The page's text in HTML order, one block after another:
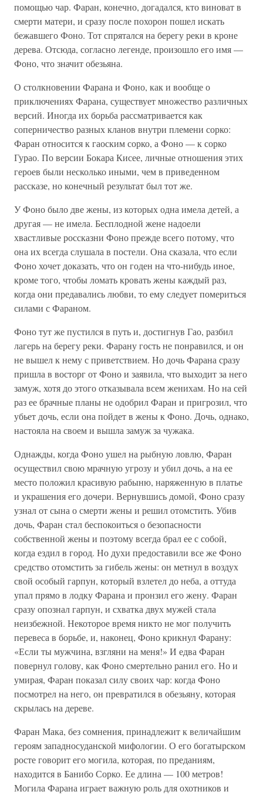
помощью чар. Фаран, конечно, догадался, кто виноват в
смерти матери, и сразу после похорон пошел искать
бежавшего Фоно. Тот спрятался на берегу реки в кроне
дерева. Отсюда, согласно легенде, произошло его имя —
Фоно, что значит обезьяна.
О столкновении Фарана и Фоно, как и вообще о
приключениях Фарана, существует множество различных
версий. Иногда их борьба рассматривается как
соперничество разных кланов внутри племени сорко:
Фаран относится к гаоским сорко, а Фоно — к сорко
Гурао. По версии Бокара Кисее, личные отношения этих
героев были несколько иными, чем в приведенном
рассказе, но конечный результат был тот же.
У Фоно было две жены, из которых одна имела детей, а
другая — не имела. Бесплодной жене надоели
хвастливые россказни Фоно прежде всего потому, что
она их всегда слушала в постели. Она сказала, что если
Фоно хочет доказать, что он годен на что-нибудь иное,
кроме того, чтобы ломать кровать жены каждый раз,
когда они предавались любви, то ему следует помериться
силами с Фараном.
Фоно тут же пустился в путь и, достигнув Гао, разбил
лагерь на берегу реки. Фарану гость не понравился, и он
не вышел к нему с приветствием. Но дочь Фарана сразу
пришла в восторг от Фоно и заявила, что выходит за него
замуж, хотя до этого отказывала всем женихам. Но на сей
раз ее брачные планы не одобрил Фаран и пригрозил, что
убьет дочь, если она пойдет в жены к Фоно. Дочь, однако,
настояла на своем и вышла замуж за чужака.
Однажды, когда Фоно ушел на рыбную ловлю, Фаран
осуществил свою мрачную угрозу и убил дочь, а на ее
место положил красивую рабыню, наряженную в платье
и украшения его дочери. Вернувшись домой, Фоно сразу
узнал от сына о смерти жены и решил отомстить. Убив
дочь, Фаран стал беспокоиться о безопасности
собственной жены и поэтому всегда брал ее с собой,
когда ездил в город. Но духи предоставили все же Фоно
средство отомстить за гибель жены: он метнул в воздух
свой особый гарпун, который взлетел до неба, а оттуда
упал прямо в лодку Фарана и пронзил его жену. Фаран
сразу опознал гарпун, и схватка двух мужей стала
неизбежной. Некоторое время никто не мог получить
перевеса в борьбе, и, наконец, Фоно крикнул Фарану:
«Если ты мужчина, взгляни на меня!» И едва Фаран
повернул голову, как Фоно смертельно ранил его. Но и
умирая, Фаран показал силу своих чар: когда Фоно
посмотрел на него, он превратился в обезьяну, которая
скрылась на дереве.
Фаран Мака, без сомнения, принадлежит к величайшим
героям западносуданской мифологии. О его богатырском
росте говорит его могила, которая, по преданиям,
находится в Банибо Сорко. Ее длина — 100 метров!
Могила Фарана играет важную роль для охотников и